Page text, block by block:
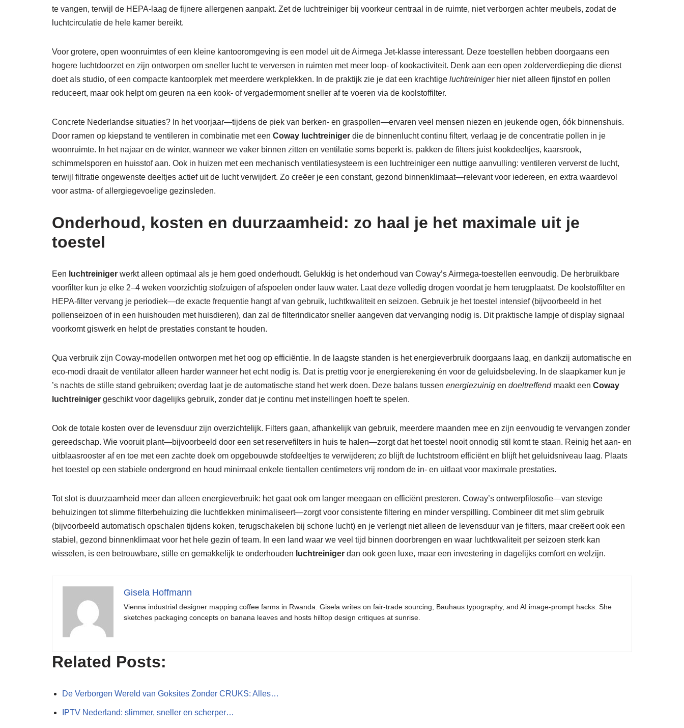
te vangen, terwijl de HEPA-laag de fijnere allergenen aanpakt. Zet de luchtreiniger bij voorkeur centraal in de ruimte, niet verborgen achter meubels, zodat de
luchtcirculatie de hele kamer bereikt.
Voor grotere, open woonruimtes of een kleine kantooromgeving is een model uit de Airmega Jet-klasse interessant. Deze toestellen hebben doorgaans een
hogere luchtdoorzet en zijn ontworpen om sneller lucht te verversen in ruimten met meer loop- of kookactiviteit. Denk aan een open zolderverdieping die dienst
doet als studio, of een compacte kantoorplek met meerdere werkplekken. In de praktijk zie je dat een krachtige luchtreinigerhier niet alleen fijnstof en pollen
reduceert, maar ook helpt om geuren na een kook- of vergadermoment sneller af te voeren via de koolstoffilter.
Concrete Nederlandse situaties? In het voorjaar—tijdens de piek van berken- en graspollen—ervaren veel mensen niezen en jeukende ogen, óók binnenshuis.
Door ramen op kiepstand te ventileren in combinatie met een Coway luchtreiniger die de binnenlucht continu filtert, verlaag je de concentratie pollen in je
woonruimte. In het najaar en de winter, wanneer we vaker binnen zitten en ventilatie soms beperkt is, pakken de filters juist kookdeeltjes, kaarsrook,
schimmelsporen en huisstof aan. Ook in huizen met een mechanisch ventilatiesysteem is een luchtreiniger een nuttige aanvulling: ventileren ververst de lucht,
terwijl filtratie ongewenste deeltjes actief uit de lucht verwijdert. Zo creëer je een constant, gezond binnenklimaat—relevant voor iedereen, en extra waardevol
voor astma- of allergiegevoelige gezinsleden.
Onderhoud, kosten en duurzaamheid: zo haal je het maximale uit je
toestel
Een luchtreiniger werkt alleen optimaal als je hem goed onderhoudt. Gelukkig is het onderhoud van Coway’s Airmega-toestellen eenvoudig. De herbruikbare
voorfilter kun je elke 2–4 weken voorzichtig stofzuigen of afspoelen onder lauw water. Laat deze volledig drogen voordat je hem terugplaatst. De koolstoffilter en
HEPA-filter vervang je periodiek—de exacte frequentie hangt af van gebruik, luchtkwaliteit en seizoen. Gebruik je het toestel intensief (bijvoorbeeld in het
pollenseizoen of in een huishouden met huisdieren), dan zal de filterindicator sneller aangeven dat vervanging nodig is. Dit praktische lampje of display signaal
voorkomt giswerk en helpt de prestaties constant te houden.
Qua verbruik zijn Coway-modellen ontworpen met het oog op efficiëntie. In de laagste standen is het energieverbruik doorgaans laag, en dankzij automatische en
eco-modi draait de ventilator alleen harder wanneer het echt nodig is. Dat is prettig voor je energierekening én voor de geluidsbeleving. In de slaapkamer kun je
’s nachts de stille stand gebruiken; overdag laat je de automatische stand het werk doen. Deze balans tussen energiezuinig en doeltreffendmaakt een Coway
luchtreiniger geschikt voor dagelijks gebruik, zonder dat je continu met instellingen hoeft te spelen.
Ook de totale kosten over de levensduur zijn overzichtelijk. Filters gaan, afhankelijk van gebruik, meerdere maanden mee en zijn eenvoudig te vervangen zonder
gereedschap. Wie vooruit plant—bijvoorbeeld door een set reservefilters in huis te halen—zorgt dat het toestel nooit onnodig stil komt te staan. Reinig het aan- en
uitblaasrooster af en toe met een zachte doek om opgebouwde stofdeeltjes te verwijderen; zo blijft de luchtstroom efficiënt en blijft het geluidsniveau laag. Plaats
het toestel op een stabiele ondergrond en houd minimaal enkele tientallen centimeters vrij rondom de in- en uitlaat voor maximale prestaties.
Tot slot is duurzaamheid meer dan alleen energieverbruik: het gaat ook om langer meegaan en efficiënt presteren. Coway’s ontwerpfilosofie—van stevige
behuizingen tot slimme filterbehuizing die luchtlekken minimaliseert—zorgt voor consistente filtering en minder verspilling. Combineer dit met slim gebruik
(bijvoorbeeld automatisch opschalen tijdens koken, terugschakelen bij schone lucht) en je verlengt niet alleen de levensduur van je filters, maar creëert ook een
stabiel, gezond binnenklimaat voor het hele gezin of team. In een land waar we veel tijd binnen doorbrengen en waar luchtkwaliteit per seizoen sterk kan
wisselen, is een betrouwbare, stille en gemakkelijk te onderhouden luchtreiniger dan ook geen luxe, maar een investering in dagelijks comfort en welzijn.
Gisela Hoffmann
Vienna industrial designer mapping coffee farms in Rwanda. Gisela writes on fair-trade sourcing, Bauhaus typography, and AI image-prompt hacks. She
sketches packaging concepts on banana leaves and hosts hilltop design critiques at sunrise.
Related Posts:
De Verborgen Wereld van Goksites Zonder CRUKS: Alles…
IPTV Nederland: slimmer, sneller en scherper…